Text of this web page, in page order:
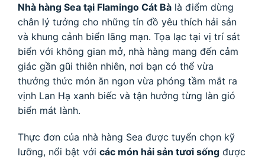
Nhà hàng Sea tại Flamingo Cát Bà là điểm dừng
chân lý tưởng cho những tín đồ yêu thích hải sản
và khung cảnh biển lãng mạn. Tọa lạc tại vị trí sát
biển với không gian mở, nhà hàng mang đến cảm
giác gần gũi thiên nhiên, nơi bạn có thể vừa
thưởng thức món ăn ngon vừa phóng tầm mắt ra
vịnh Lan Hạ xanh biếc và tận hưởng từng làn gió
biển mát lành.
Thực đơn của nhà hàng Sea được tuyển chọn kỹ
lưỡng, nổi bật với các món hải sản tươi sống được